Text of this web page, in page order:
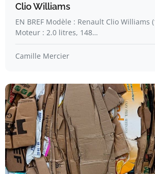
Clio Williams
EN BREF Modèle : Renault Clio Williams
Moteur : 2.0 litres, 148…
Camille Mercier